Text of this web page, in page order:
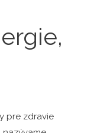
pre zdravie